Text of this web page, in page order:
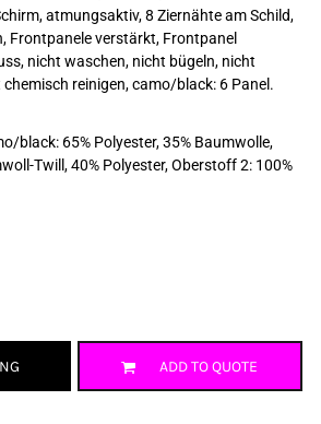
atmungsaktiv, 8 Ziernähte am Schild,
Frontpanele verstärkt, Frontpanel
nicht waschen, nicht bügeln, nicht
reinigen, camo/black: 6 Panel.
black: 65% Polyester, 35% Baumwolle,
Twill, 40% Polyester, Oberstoff 2: 100%
ADD TO QUOTE